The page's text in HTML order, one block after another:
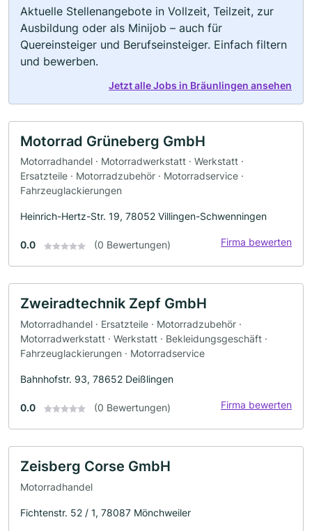
Aktuelle Stellenangebote in Vollzeit, Teilzeit, zur
Ausbildung oder als Minijob – auch für
Quereinsteiger und Berufseinsteiger. Einfach filtern
und bewerben.
Jetzt alle Jobs in Bräunlingen ansehen
Motorrad Grüneberg GmbH
Motorradhandel · Motorradwerkstatt · Werkstatt ·
Ersatzteile · Motorradzubehör · Motorradservice ·
Fahrzeuglackierungen
Heinrich-Hertz-Str. 19, 78052 Villingen-Schwenningen
0.0 (0 Bewertungen) Firma bewerten
Zweiradtechnik Zepf GmbH
Motorradhandel · Ersatzteile · Motorradzubehör ·
Motorradwerkstatt · Werkstatt · Bekleidungsgeschäft ·
Fahrzeuglackierungen · Motorradservice
Bahnhofstr. 93, 78652 Deißlingen
0.0 (0 Bewertungen) Firma bewerten
Zeisberg Corse GmbH
Motorradhandel
Fichtenstr. 52 / 1, 78087 Mönchweiler